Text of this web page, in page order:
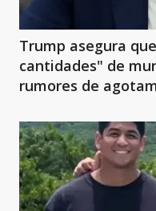
Trump asegura que EE. UU. tiene "enormes
cantidades" de
rumores de